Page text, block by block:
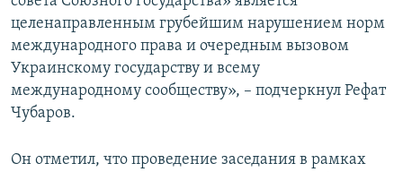
целенаправленным грубейшим нарушением норм
международного права и очередным вызовом
Украинскому государству и всему
международному сообществу», – подчеркнул Рефат
Чубаров.
Он отметил, что проведение заседания в рамках